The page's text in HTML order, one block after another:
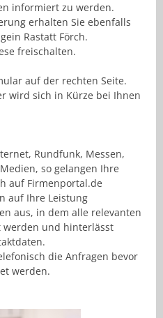
informiert zu werden.
erhalten Sie ebenfalls
Rastatt Förch.
freischalten.
auf der rechten Seite.
wird sich in Kürze bei Ihnen
Rundfunk, Messen,
so gelangen Ihre
auf Firmenportal.de
auf Ihre Leistung
aus, in dem alle relevanten
und hinterlässt
die Anfragen bevor
werden.